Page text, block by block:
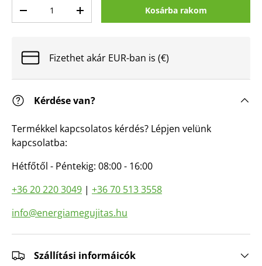
Mennyiség csökkentéseMennyiség növeléseKosárba rakom
Fizethet akár EUR-ban is (€)
Kérdése van?
Termékkel kapcsolatos kérdés? Lépjen velünk
kapcsolatba:
Hétfőtől - Péntekig: 08:00 - 16:00
+36 20 220 3049 | +36 70 513 3558
info@energiamegujitas.hu
Szállítási informáicók